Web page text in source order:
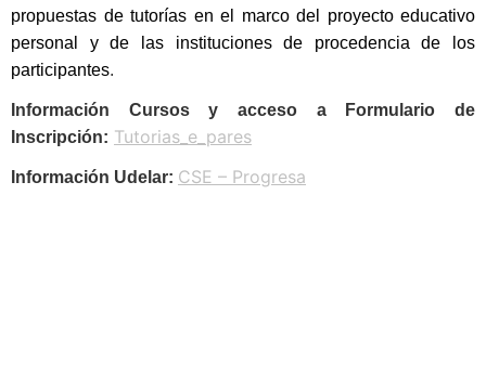
propuestas de tutorías en el marco del proyecto educativo
personal y de las instituciones de procedencia de los
participantes.
Información Cursos y acceso a Formulario de
Inscripción: Tutorias_e_pares
Información Udelar: CSE – Progresa